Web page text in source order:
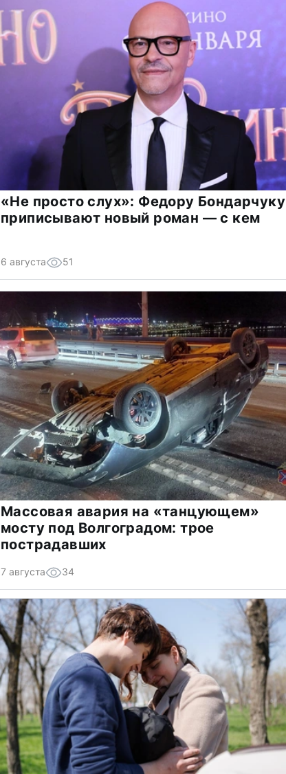
«Не просто слух»: Федору Бондарчуку
приписывают новый роман — с кем
6 августа 51
Массовая авария на «танцующем»
мосту под Волгоградом: трое
пострадавших
7 августа 34